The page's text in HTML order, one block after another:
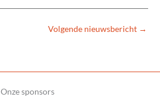
Volgende nieuwsbericht →
Onze sponsors